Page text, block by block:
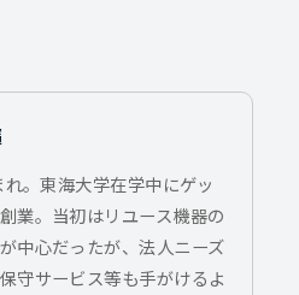
。東海大学在学中にゲッ
業。当初はリユース機器の
中心だったが、法人ニーズ
守サービス等も手がけるよ